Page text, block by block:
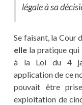
légale à sa
Se faisant, la Cour
elle la pratique
à la Loi du 4
application de ce
pouvait être
exploitation de